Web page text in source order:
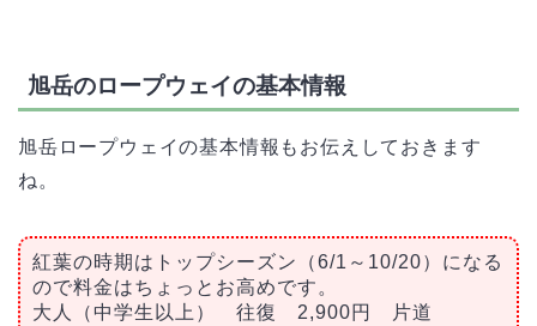
旭岳のロープウェイの基本情報
旭岳ロープウェイの基本情報もお伝えしておきます
ね。
紅葉の時期はトップシーズン（6/1～10/20）になる
ので料金はちょっとお高めです。
大人（中学生以上） 往復 2,900円 片道